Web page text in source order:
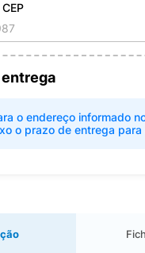
o endereço informado
o prazo de entrega para